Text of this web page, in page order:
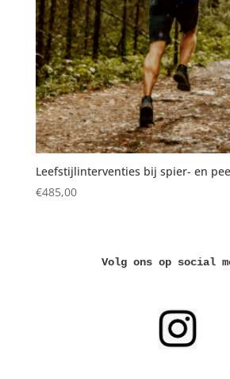
Leefstijlinterventies bij spier- en
€485,00
Volg ons op social